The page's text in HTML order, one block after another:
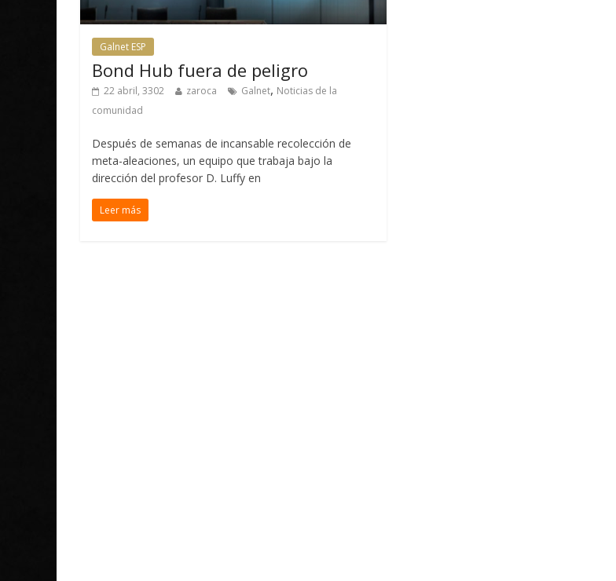
Galnet ESP
Bond Hub fuera de peligro
22 abril, 3302 zaroca Galnet, Noticias de la
comunidad
Después de semanas de incansable recolección de
meta-aleaciones, un equipo que trabaja bajo la
dirección del profesor D. Luffy en
Leer más